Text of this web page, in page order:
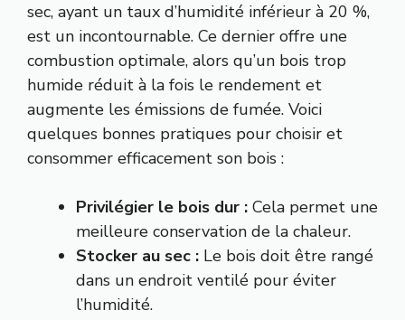
sec, ayant un taux d’humidité inférieur à 20 %,
est un incontournable. Ce dernier offre une
combustion optimale, alors qu’un bois trop
humide réduit à la fois le rendement et
augmente les émissions de fumée. Voici
quelques bonnes pratiques pour choisir et
consommer efficacement son bois :
Privilégier le bois dur : Cela permet une
meilleure conservation de la chaleur.
Stocker au sec : Le bois doit être rangé
dans un endroit ventilé pour éviter
l’humidité.